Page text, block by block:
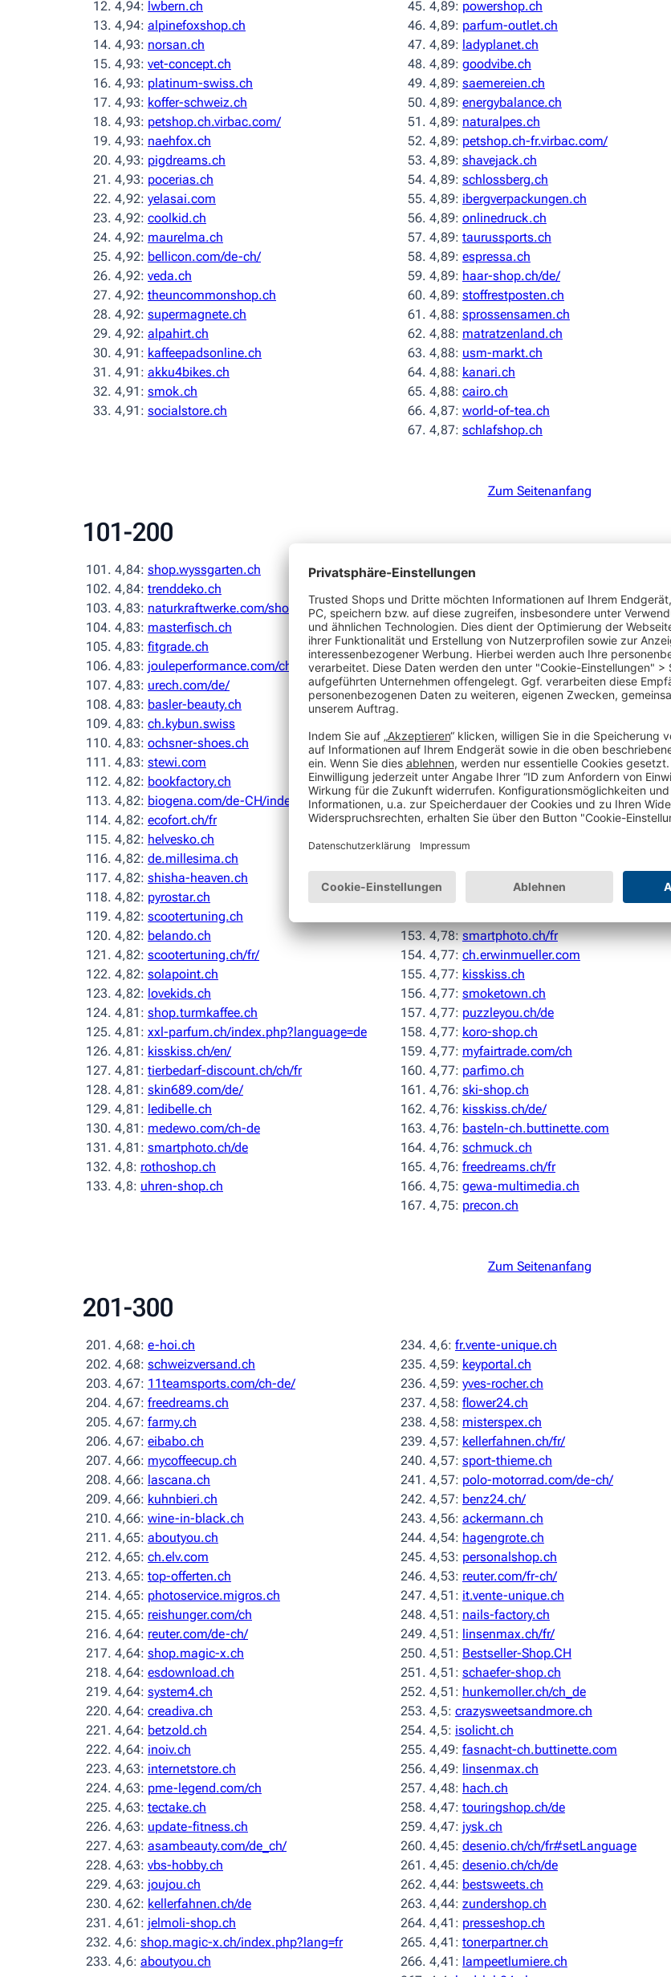
4,94: lwbern.ch
4,94: alpinefoxshop.ch
4,93: norsan.ch
4,93: vet-concept.ch
4,93: platinum-swiss.ch
4,93: koffer-schweiz.ch
4,93: petshop.ch.virbac.com/
4,93: naehfox.ch
4,93: pigdreams.ch
4,93: pocerias.ch
4,92: yelasai.com
4,92: coolkid.ch
4,92: maurelma.ch
4,92: bellicon.com/de-ch/
4,92: veda.ch
4,92: theuncommonshop.ch
4,92: supermagnete.ch
4,92: alpahirt.ch
4,91: kaffeepadsonline.ch
4,91: akku4bikes.ch
4,91: smok.ch
4,91: socialstore.ch
4,89: powershop.ch
4,89: parfum-outlet.ch
4,89: ladyplanet.ch
4,89: goodvibe.ch
4,89: saemereien.ch
4,89: energybalance.ch
4,89: naturalpes.ch
4,89: petshop.ch-fr.virbac.com/
4,89: shavejack.ch
4,89: schlossberg.ch
4,89: ibergverpackungen.ch
4,89: onlinedruck.ch
4,89: taurussports.ch
4,89: espressa.ch
4,89: haar-shop.ch/de/
4,89: stoffrestposten.ch
4,88: sprossensamen.ch
4,88: matratzenland.ch
4,88: usm-markt.ch
4,88: kanari.ch
4,88: cairo.ch
4,87: world-of-tea.ch
4,87: schlafshop.ch
Zum Seitenanfang
101-200
4,84: shop.wyssgarten.ch
4,84: trenddeko.ch
4,83: naturkraftwerke.com/shop/
4,83: masterfisch.ch
4,83: fitgrade.ch
4,83: jouleperformance.com/ch_de
4,83: urech.com/de/
4,83: basler-beauty.ch
4,83: ch.kybun.swiss
4,83: ochsner-shoes.ch
4,83: stewi.com
4,82: bookfactory.ch
4,82: biogena.com/de-CH/index.html?
4,82: ecofort.ch/fr
4,82: helvesko.ch
4,82: de.millesima.ch
4,82: shisha-heaven.ch
4,82: pyrostar.ch
4,82: scootertuning.ch
4,82: belando.ch
4,82: scootertuning.ch/fr/
4,82: solapoint.ch
4,82: lovekids.ch
4,81: shop.turmkaffee.ch
4,81: xxl-parfum.ch/index.php?language=de
4,81: kisskiss.ch/en/
4,81: tierbedarf-discount.ch/ch/fr
4,81: skin689.com/de/
4,81: ledibelle.ch
4,81: medewo.com/ch-de
4,81: smartphoto.ch/de
4,8: rothoshop.ch
4,8: uhren-shop.ch
4,80:elfbar-schweiz.ch
4,80:schmuck.neus-shop.ch
4,80:softsan.ch
4,80:dosenbach.ch
4,79:arve.ch
4,79:schuler.ch
4,79:fashionette.ch
4,79:the-british-shop.ch
4,79:swiss-qube.com
4,79:bio-apo.ch/
4,78:parfumcity.ch
4,78:vitaserv.ch
4,78:smartphoto.ch/fr
4,77: ch.erwinmueller.com
4,77: kisskiss.ch
4,77: smoketown.ch
4,77: puzzleyou.ch/de
4,77: koro-shop.ch
4,77: myfairtrade.com/ch
4,77: parfimo.ch
4,76: ski-shop.ch
4,76: kisskiss.ch/de/
4,76: basteln-ch.buttinette.com
4,76: schmuck.ch
4,76: freedreams.ch/fr
4,75: gewa-multimedia.ch
4,75: precon.ch
Zum Seitenanfang
201-300
4,68: e-hoi.ch
4,68: schweizversand.ch
4,67: 11teamsports.com/ch-de/
4,67: freedreams.ch
4,67: farmy.ch
4,67: eibabo.ch
4,66: mycoffeecup.ch
4,66: lascana.ch
4,66: kuhnbieri.ch
4,66: wine-in-black.ch
4,65: aboutyou.ch
4,65: ch.elv.com
4,65: top-offerten.ch
4,65: photoservice.migros.ch
4,65: reishunger.com/ch
4,64: reuter.com/de-ch/
4,64: shop.magic-x.ch
4,64: esdownload.ch
4,64: system4.ch
4,64: creadiva.ch
4,64: betzold.ch
4,64: inoiv.ch
4,63: internetstore.ch
4,63: pme-legend.com/ch
4,63: tectake.ch
4,63: update-fitness.ch
4,63: asambeauty.com/de_ch/
4,63: vbs-hobby.ch
4,63: joujou.ch
4,62: kellerfahnen.ch/de
4,61: jelmoli-shop.ch
4,6: shop.magic-x.ch/index.php?lang=fr
4,6: aboutyou.ch
4,6: fr.vente-unique.ch
4,59: keyportal.ch
4,59: yves-rocher.ch
4,58: flower24.ch
4,58: misterspex.ch
4,57: kellerfahnen.ch/fr/
4,57: sport-thieme.ch
4,57: polo-motorrad.com/de-ch/
4,57: benz24.ch/
4,56: ackermann.ch
4,54: hagengrote.ch
4,53: personalshop.ch
4,53: reuter.com/fr-ch/
4,51: it.vente-unique.ch
4,51: nails-factory.ch
4,51: linsenmax.ch/fr/
4,51: Bestseller-Shop.CH
4,51: schaefer-shop.ch
4,51: hunkemoller.ch/ch_de
4,5: crazysweetsandmore.ch
4,5: isolicht.ch
4,49: fasnacht-ch.buttinette.com
4,49: linsenmax.ch
4,48: hach.ch
4,47: touringshop.ch/de
4,47: jysk.ch
4,45: desenio.ch/ch/fr#setLanguage
4,45: desenio.ch/ch/de
4,44: bestsweets.ch
4,44: zundershop.ch
4,41: presseshop.ch
4,41: tonerpartner.ch
4,41: lampeetlumiere.ch